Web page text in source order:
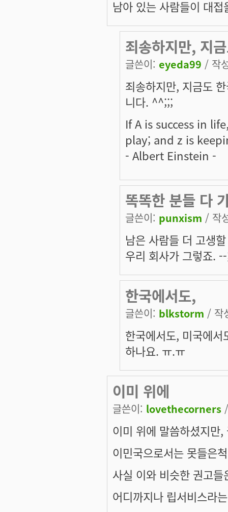
남아 있는 사람들이 대
죄송하지만, 지
글쓴이: eyeda99 / 작
죄송하지만, 지금도
니다. ^^;;;
If A is success in
play; and z is
- Albert Einstein -
똑똑한 분들 다
글쓴이: punxism / 작
남은 사람들 더 고생
우리 회사가 그렇죠.
한국에서도,
글쓴이: blkstorm / 작
한국에서도, 미국에
하나요. ㅠ.ㅠ
이미 위에
글쓴이: lovethecorners
이미 위에 말씀하셨지만
이민국으로서는 못들은
사실 이와 비슷한 권고
어디까지나 립서비스라